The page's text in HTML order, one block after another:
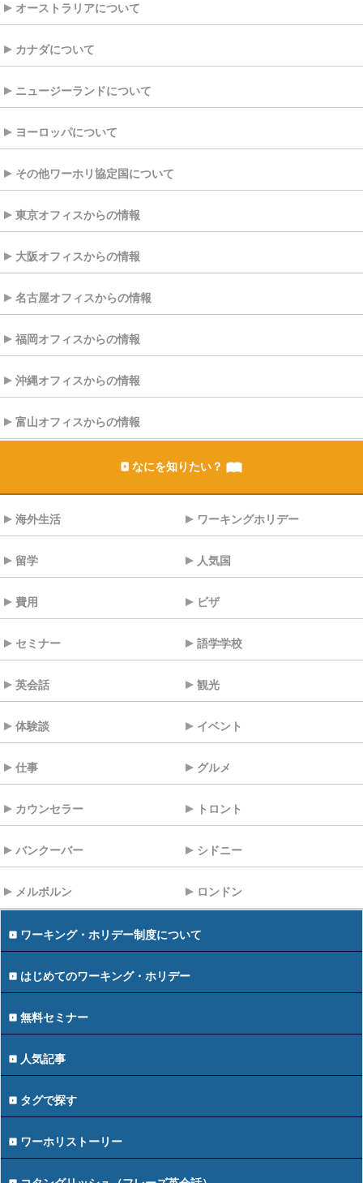
オーストラリアについて
カナダについて
ニュージーランドについて
ヨーロッパについて
その他ワーホリ協定国について
東京オフィスからの情報
大阪オフィスからの情報
名古屋オフィスからの情報
福岡オフィスからの情報
沖縄オフィスからの情報
富山オフィスからの情報
なにを知りたい？
海外生活 ワーキングホリデー
留学 人気国
費用 ビザ
セミナー 語学学校
英会話 観光
体験談 イベント
仕事 グルメ
カウンセラー トロント
バンクーバー シドニー
メルボルン ロンドン
ワーキング・ホリデー制度について
はじめてのワーキング・ホリデー
無料セミナー
人気記事
タグで探す
ワーホリストーリー